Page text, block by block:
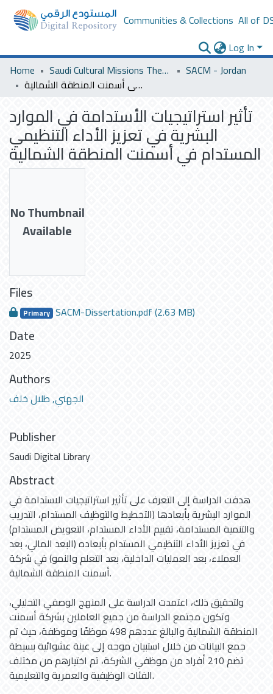
Communities & Collections All of
Log In
Home
Saudi Cultural Missions Theses & Dissertations
SACM - Jordan
تأثير استراتيجيات الأستدامة في الموارد البشرية في تعزيز الأداء التنظيمي المستدام في أسمنت المنطقة الشمالية
تأثير استراتيجيات الأستدامة في الموارد
البشرية في تعزيز الأداء التنظيمي
المستدام في أسمنت المنطقة الشمالية
No Thumbnail
Available
Files
Primary SACM-Dissertation.pdf(2.63 MB)
Date
2025
Authors
الجهني, طلال خلف
Publisher
Saudi Digital Library
Abstract
هدفت الدراسة إلى التعرف على تأثير استراتيجيات الاستدامة في
الموارد البشرية بأبعادها (التخطيط والتوظيف المستدام، التدريب
والتنمية المستدامة، تقييم الأداء المستدام، التعويض المستدام)
في تعزيز الأداء التنظيمي المستدام بأبعاده (البعد المالي، بعد
العملاء، بعد العمليات الداخلية، بعد التعلم والنمو) في شركة
أسمنت المنطقة الشمالية.
ولتحقيق ذلك، اعتمدت الدراسة على المنهج الوصفي التحليلي،
وتكون مجتمع الدراسة من جميع العاملين بشركة أسمنت
المنطقة الشمالية والبالغ عددهم 498 موظفًا وموظفة، حيث تم
جمع البيانات من خلال استبيان موجه إلى عينة عشوائية بسيطة
تضم 210 أفراد من موظفي الشركة، تم اختيارهم من مختلف
الفئات الوظيفية والعمرية والتعليمية.